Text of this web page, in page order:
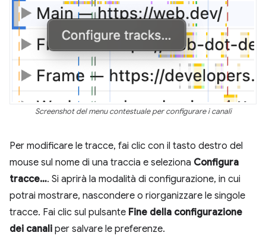
Screenshot del menu contestuale per configurare i canali
Per modificare le tracce, fai clic con il tasto destro del
mouse sul nome di una traccia e seleziona Configura
tracce…. Si aprirà la modalità di configurazione, in cui
potrai mostrare, nascondere o riorganizzare le singole
tracce. Fai clic sul pulsante Fine della configurazione
dei canali per salvare le preferenze.